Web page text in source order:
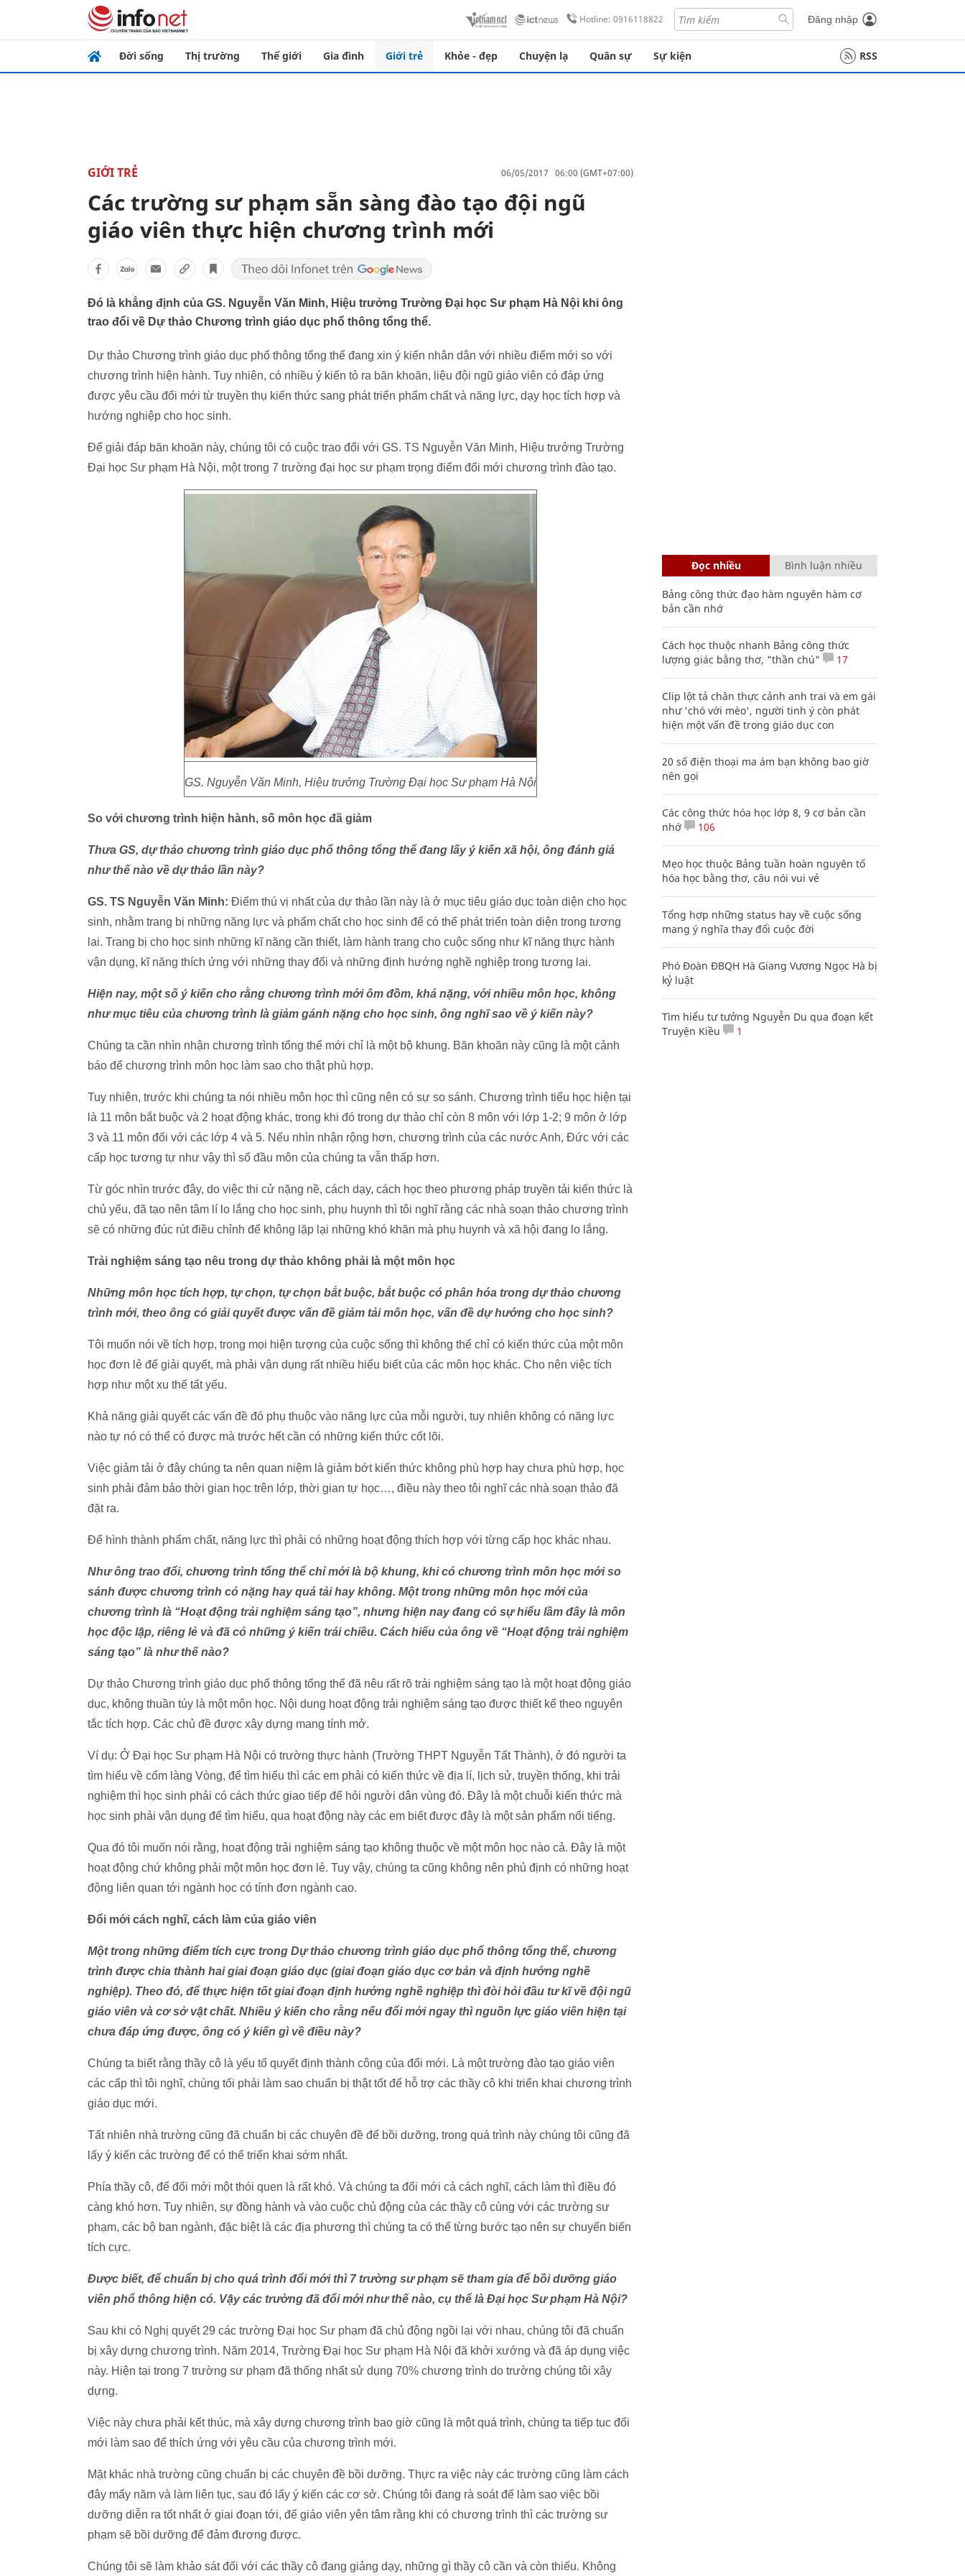
Hotline: 0916118822 Đăng nhập
Đời sống Thị trường Thế giới Gia đình Giới trẻ Khỏe - đẹp Chuyện lạ Quân sự Sự kiện RSS
GIỚI TRẺ 06/05/2017 06:00 (GMT+07:00)
Các trường sư phạm sẵn sàng đào tạo đội ngũ
giáo viên thực hiện chương trình mới
Đó là khẳng định của GS. Nguyễn Văn Minh, Hiệu trưởng Trường Đại học Sư phạm Hà Nội khi ông
trao đổi về Dự thảo Chương trình giáo dục phổ thông tổng thể.
Dự thảo Chương trình giáo dục phổ thông tổng thể đang xin ý kiến nhân dân với nhiều điểm mới so với
chương trình hiện hành. Tuy nhiên, có nhiều ý kiến tỏ ra băn khoăn, liệu đội ngũ giáo viên có đáp ứng
được yêu cầu đổi mới từ truyền thụ kiến thức sang phát triển phẩm chất và năng lực, dạy học tích hợp và
hướng nghiệp cho học sinh.
Để giải đáp băn khoăn này, chúng tôi có cuộc trao đổi với GS. TS Nguyễn Văn Minh, Hiệu trưởng Trường
Đại học Sư phạm Hà Nội, một trong 7 trường đại học sư phạm trọng điểm đổi mới chương trình đào tạo.
GS. Nguyễn Văn Minh, Hiệu trưởng Trường Đại học Sư phạm Hà Nội
So với chương trình hiện hành, số môn học đã giảm
Thưa GS, dự thảo chương trình giáo dục phổ thông tổng thể đang lấy ý kiến xã hội, ông đánh giá
như thế nào về dự thảo lần này?
GS. TS Nguyễn Văn Minh: Điểm thú vị nhất của dự thảo lần này là ở mục tiêu giáo dục toàn diện cho học
sinh, nhằm trang bị những năng lực và phẩm chất cho học sinh để có thể phát triển toàn diện trong tương
lai. Trang bị cho học sinh những kĩ năng cần thiết, làm hành trang cho cuộc sống như kĩ năng thực hành
vận dụng, kĩ năng thích ứng với những thay đổi và những định hướng nghề nghiệp trong tương lai.
Hiện nay, một số ý kiến cho rằng chương trình mới ôm đồm, khá nặng, với nhiều môn học, không
như mục tiêu của chương trình là giảm gánh nặng cho học sinh, ông nghĩ sao về ý kiến này?
Chúng ta cần nhìn nhận chương trình tổng thể mới chỉ là một bộ khung. Băn khoăn này cũng là một cảnh
báo để chương trình môn học làm sao cho thật phù hợp.
Tuy nhiên, trước khi chúng ta nói nhiều môn học thì cũng nên có sự so sánh. Chương trình tiểu học hiện tại
là 11 môn bắt buộc và 2 hoạt động khác, trong khi đó trong dự thảo chỉ còn 8 môn với lớp 1-2; 9 môn ở lớp
3 và 11 môn đối với các lớp 4 và 5. Nếu nhìn nhận rộng hơn, chương trình của các nước Anh, Đức với các
cấp học tương tự như vậy thì số đầu môn của chúng ta vẫn thấp hơn.
Từ góc nhìn trước đây, do việc thi cử nặng nề, cách dạy, cách học theo phương pháp truyền tải kiến thức là
chủ yếu, đã tạo nên tâm lí lo lắng cho học sinh, phụ huynh thì tôi nghĩ rằng các nhà soạn thảo chương trình
sẽ có những đúc rút điều chỉnh để không lặp lại những khó khăn mà phụ huynh và xã hội đang lo lắng.
Trải nghiệm sáng tạo nêu trong dự thảo không phải là một môn học
Những môn học tích hợp, tự chọn, tự chọn bắt buộc, bắt buộc có phân hóa trong dự thảo chương
trình mới, theo ông có giải quyết được vấn đề giảm tải môn học, vấn đề dự hướng cho học sinh?
Tôi muốn nói về tích hợp, trong mọi hiện tượng của cuộc sống thì không thể chỉ có kiến thức của một môn
học đơn lẻ để giải quyết, mà phải vận dụng rất nhiều hiểu biết của các môn học khác. Cho nên việc tích
hợp như một xu thế tất yếu.
Khả năng giải quyết các vấn đề đó phụ thuộc vào năng lực của mỗi người, tuy nhiên không có năng lực
nào tự nó có thể có được mà trước hết cần có những kiến thức cốt lõi.
Việc giảm tải ở đây chúng ta nên quan niệm là giảm bớt kiến thức không phù hợp hay chưa phù hợp, học
sinh phải đảm bảo thời gian học trên lớp, thời gian tự học…, điều này theo tôi nghĩ các nhà soạn thảo đã
đặt ra.
Để hình thành phẩm chất, năng lực thì phải có những hoạt động thích hợp với từng cấp học khác nhau.
Như ông trao đổi, chương trình tổng thể chỉ mới là bộ khung, khi có chương trình môn học mới so
sánh được chương trình có nặng hay quá tải hay không. Một trong những môn học mới của
chương trình là “Hoạt động trải nghiệm sáng tạo”, nhưng hiện nay đang có sự hiểu lầm đây là môn
học độc lập, riêng lẻ và đã có những ý kiến trái chiều. Cách hiểu của ông về “Hoạt động trải nghiệm
sáng tạo” là như thế nào?
Dự thảo Chương trình giáo dục phổ thông tổng thể đã nêu rất rõ trải nghiệm sáng tạo là một hoạt động giáo
dục, không thuần túy là một môn học. Nội dung hoạt động trải nghiệm sáng tạo được thiết kế theo nguyên
tắc tích hợp. Các chủ đề được xây dựng mang tính mở.
Ví dụ: Ở Đại học Sư phạm Hà Nội có trường thực hành (Trường THPT Nguyễn Tất Thành), ở đó người ta
tìm hiểu về cốm làng Vòng, để tìm hiểu thì các em phải có kiến thức về địa lí, lịch sử, truyền thống, khi trải
nghiệm thì học sinh phải có cách thức giao tiếp để hỏi người dân vùng đó. Đây là một chuỗi kiến thức mà
học sinh phải vận dụng để tìm hiểu, qua hoạt động này các em biết được đây là một sản phẩm nổi tiếng.
Qua đó tôi muốn nói rằng, hoạt động trải nghiệm sáng tạo không thuộc về một môn học nào cả. Đây là một
hoạt động chứ không phải một môn học đơn lẻ. Tuy vậy, chúng ta cũng không nên phủ định có những hoạt
động liên quan tới ngành học có tính đơn ngành cao.
Đổi mới cách nghĩ, cách làm của giáo viên
Một trong những điểm tích cực trong Dự thảo chương trình giáo dục phổ thông tổng thể, chương
trình được chia thành hai giai đoạn giáo dục (giai đoạn giáo dục cơ bản và định hướng nghề
nghiệp). Theo đó, để thực hiện tốt giai đoạn định hướng nghề nghiệp thì đòi hỏi đầu tư kĩ về đội ngũ
giáo viên và cơ sở vật chất. Nhiều ý kiến cho rằng nếu đổi mới ngay thì nguồn lực giáo viên hiện tại
chưa đáp ứng được, ông có ý kiến gì về điều này?
Chúng ta biết rằng thầy cô là yếu tố quyết định thành công của đổi mới. Là một trường đào tạo giáo viên
các cấp thì tôi nghĩ, chúng tối phải làm sao chuẩn bị thật tốt để hỗ trợ các thầy cô khi triển khai chương trình
giáo dục mới.
Tất nhiên nhà trường cũng đã chuẩn bị các chuyên đề để bồi dưỡng, trong quá trình này chúng tôi cũng đã
lấy ý kiến các trường để có thể triển khai sớm nhất.
Phía thầy cô, để đổi mới một thói quen là rất khó. Và chúng ta đổi mới cả cách nghĩ, cách làm thì điều đó
càng khó hơn. Tuy nhiên, sự đồng hành và vào cuộc chủ động của các thầy cô cùng với các trường sư
phạm, các bộ ban ngành, đặc biệt là các địa phương thì chúng ta có thể từng bước tạo nên sự chuyển biến
tích cực.
Được biết, để chuẩn bị cho quá trình đổi mới thì 7 trường sư phạm sẽ tham gia để bồi dưỡng giáo
viên phổ thông hiện có. Vậy các trường đã đổi mới như thế nào, cụ thể là Đại học Sư phạm Hà Nội?
Sau khi có Nghị quyết 29 các trường Đại học Sư phạm đã chủ động ngồi lại với nhau, chúng tôi đã chuẩn
bị xây dựng chương trình. Năm 2014, Trường Đại học Sư phạm Hà Nội đã khởi xướng và đã áp dụng việc
này. Hiện tại trong 7 trường sư phạm đã thống nhất sử dụng 70% chương trình do trường chúng tôi xây
dựng.
Việc này chưa phải kết thúc, mà xây dựng chương trình bao giờ cũng là một quá trình, chúng ta tiếp tục đổi
mới làm sao để thích ứng với yêu cầu của chương trình mới.
Mặt khác nhà trường cũng chuẩn bị các chuyên đề bồi dưỡng. Thực ra việc này các trường cũng làm cách
đây mấy năm và làm liên tục, sau đó lấy ý kiến các cơ sở. Chúng tôi đang rà soát để làm sao việc bồi
dưỡng diễn ra tốt nhất ở giai đoạn tới, để giáo viên yên tâm rằng khi có chương trình thì các trường sư
phạm sẽ bồi dưỡng để đảm đương được.
Chúng tôi sẽ làm khảo sát đối với các thầy cô đang giảng dạy, những gì thầy cô cần và còn thiếu. Không
Đọc nhiều Bình luận nhiều
Bảng công thức đạo hàm nguyên hàm cơ
bản cần nhớ
Cách học thuộc nhanh Bảng công thức
lượng giác bằng thơ, "thần chú"
17
Clip lột tả chân thực cảnh anh trai và em gái
như 'chó với mèo', người tinh ý còn phát
hiện một vấn đề trong giáo dục con
20 số điện thoại ma ám bạn không bao giờ
nên gọi
Các công thức hóa học lớp 8, 9 cơ bản cần
nhớ
106
Mẹo học thuộc Bảng tuần hoàn nguyên tố
hóa học bằng thơ, câu nói vui vẻ
Tổng hợp những status hay về cuộc sống
mang ý nghĩa thay đổi cuộc đời
Phó Đoàn ĐBQH Hà Giang Vương Ngọc Hà bị
kỷ luật
Tìm hiểu tư tưởng Nguyễn Du qua đoạn kết
Truyện Kiều
1